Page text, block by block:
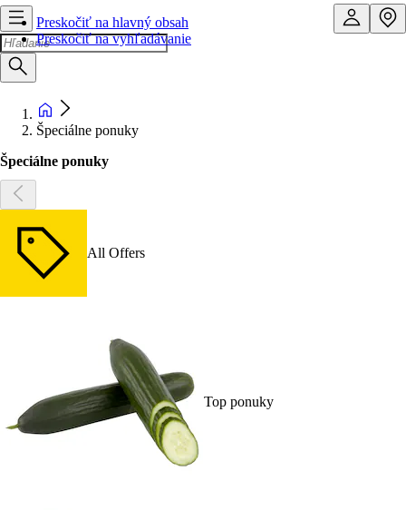
Preskočiť na hlavný obsah
Preskočiť na vyhľadávanie
Špeciálne ponuky
Špeciálne ponuky
All Offers
Top ponuky